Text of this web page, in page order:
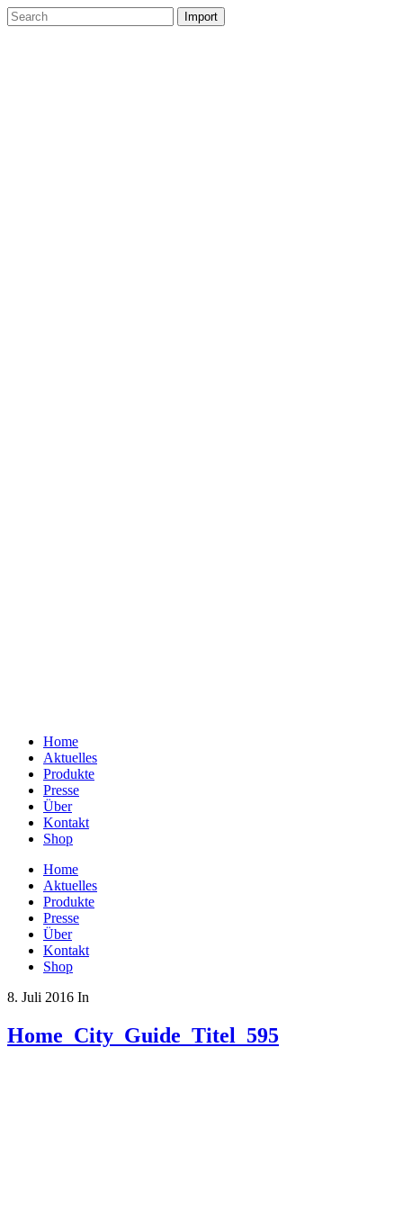
Home
Aktuelles
Produkte
Presse
Über
Kontakt
Shop
Home
Aktuelles
Produkte
Presse
Über
Kontakt
Shop
8. Juli 2016 In
Home_City_Guide_Titel_595